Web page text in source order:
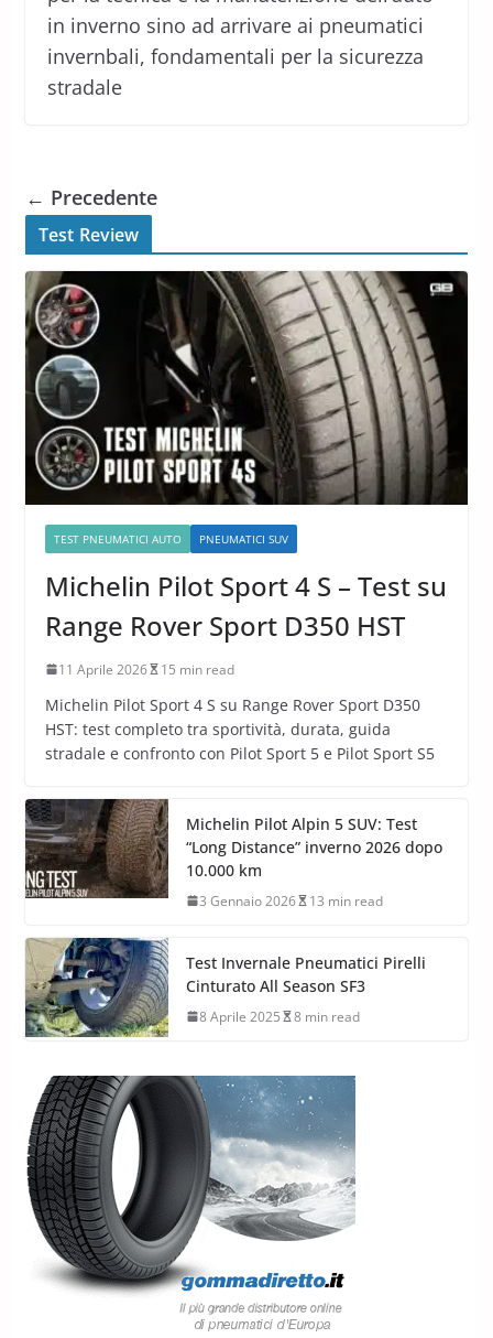
in inverno sino ad arrivare ai pneumatici
invernbali, fondamentali per la sicurezza
stradale
← Precedente
Test Review
TEST PNEUMATICI AUTO PNEUMATICI SUV
Michelin Pilot Sport 4 S – Test su
Range Rover Sport D350 HST
11 Aprile 2026 15 min read
Michelin Pilot Sport 4 S su Range Rover Sport D350
HST: test completo tra sportività, durata, guida
stradale e confronto con Pilot Sport 5 e Pilot Sport S5
Michelin Pilot Alpin 5 SUV: Test
“Long Distance” inverno 2026 dopo
10.000 km
3 Gennaio 2026 13 min read
Test Invernale Pneumatici Pirelli
Cinturato All Season SF3
8 Aprile 2025 8 min read